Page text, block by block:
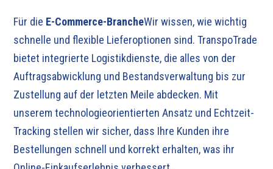
Für die E-Commerce-BrancheWir wissen, wie wichtig
schnelle und flexible Lieferoptionen sind. TranspoTrade
bietet integrierte Logistikdienste, die alles von der
Auftragsabwicklung und Bestandsverwaltung bis zur
Zustellung auf der letzten Meile abdecken. Mit
unserem technologieorientierten Ansatz und Echtzeit-
Tracking stellen wir sicher, dass Ihre Kunden ihre
Bestellungen schnell und korrekt erhalten, was ihr